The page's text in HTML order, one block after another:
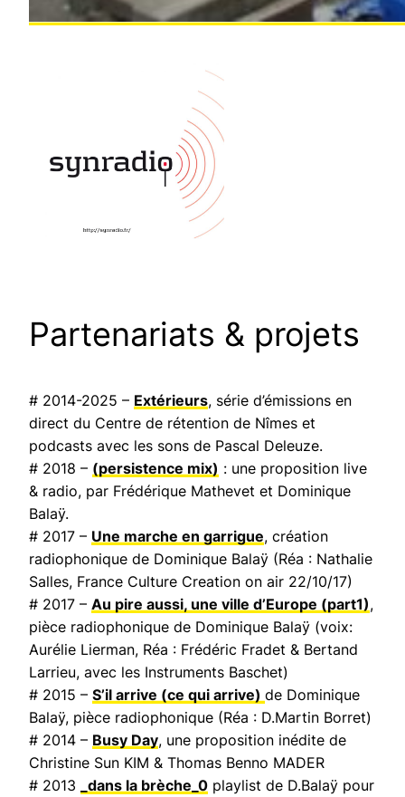
Partenariats & projets
# 2014-2025 – Extérieurs, série d’émissions en
direct du Centre de rétention de Nîmes et
podcasts avec les sons de Pascal Deleuze.
# 2018 – (persistence mix) : une proposition live
& radio, par Frédérique Mathevet et Dominique
Balaÿ.
# 2017 – Une marche en garrigue, création
radiophonique de Dominique Balaÿ (Réa : Nathalie
Salles, France Culture Creation on air 22/10/17)
# 2017 – Au pire aussi, une ville d’Europe (part1),
pièce radiophonique de Dominique Balaÿ (voix:
Aurélie Lierman, Réa : Frédéric Fradet & Bertand
Larrieu, avec les Instruments Baschet)
# 2015 – S’il arrive (ce qui arrive) de Dominique
Balaÿ, pièce radiophonique (Réa : D.Martin Borret)
# 2014 – Busy Day, une proposition inédite de
Christine Sun KIM & Thomas Benno MADER
# 2013
_dans la brèche_0 playlist de D.Balaÿ pour